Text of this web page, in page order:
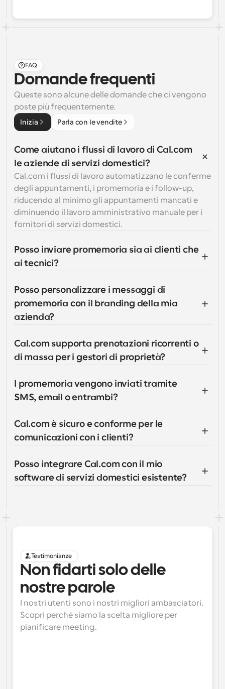
FAQ
Domande frequenti
Queste sono alcune delle domande che ci vengono
poste più frequentemente.
Inizia Parla con le vendite
Come aiutano i flussi di lavoro di Cal.com
le aziende di servizi domestici?
Cal.com i flussi di lavoro automatizzano le conferme
degli appuntamenti, i promemoria e i follow-up,
riducendo al minimo gli appuntamenti mancati e
diminuendo il lavoro amministrativo manuale per i
fornitori di servizi domestici.
Posso inviare promemoria sia ai clienti che
ai tecnici?
Posso personalizzare i messaggi di
promemoria con il branding della mia
azienda?
Cal.com supporta prenotazioni ricorrenti o
di massa per i gestori di proprietà?
I promemoria vengono inviati tramite
SMS, email o entrambi?
Cal.com è sicuro e conforme per le
comunicazioni con i clienti?
Posso integrare Cal.com con il mio
software di servizi domestici esistente?
Testimonianze
Non fidarti solo delle
nostre parole
I nostri utenti sono i nostri migliori ambasciatori.
Scopri perché siamo la scelta migliore per
pianificare meeting.